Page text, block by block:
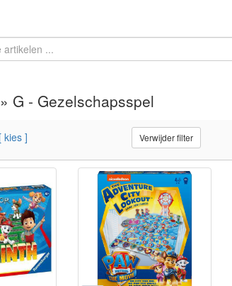
G - Gezelschapsspel
[ kies ] Verwijder filter